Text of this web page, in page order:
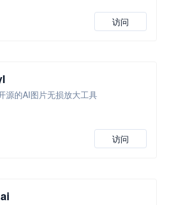
访问
源的AI图片无损放大工具
访问